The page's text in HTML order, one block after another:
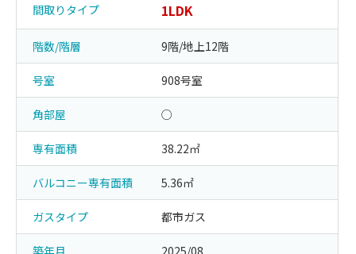
間取りタイプ 1LDK
階数/階層 9階/地上12階
号室 908号室
角部屋 ○
専有面積 38.22㎡
バルコニー専有面積 5.36㎡
ガスタイプ 都市ガス
築年月 2025/08